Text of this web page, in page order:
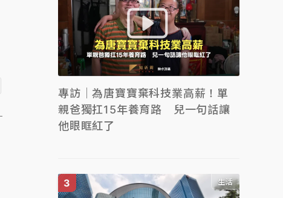
專訪｜為唐寶寶棄科技業高薪！單
親爸獨扛15年養育路 兒一句話讓
他眼眶紅了
生活